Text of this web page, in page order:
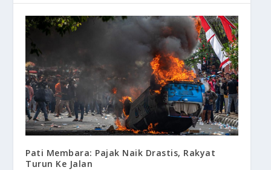
Pati Membara: Pajak Naik Drastis, Rakyat
Turun Ke Jalan